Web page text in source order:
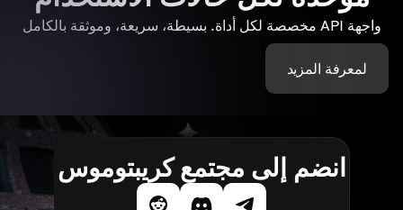
واجهة API مخصصة لكل أداة. بسيطة، سريعة، وموثقة بالكامل
لمعرفة المزيد
انضم إلى مجتمع كريبتوموس